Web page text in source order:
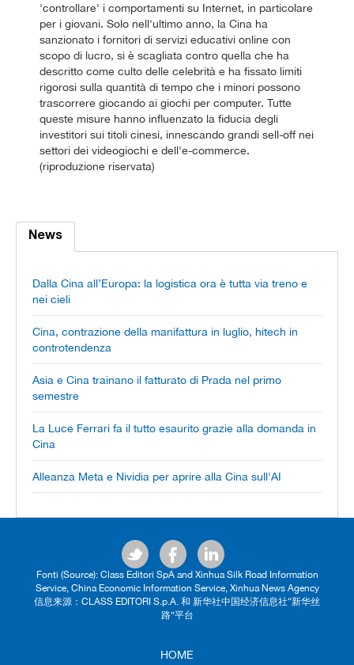
'controllare' i comportamenti su Internet, in particolare
per i giovani. Solo nell'ultimo anno, la Cina ha
sanzionato i fornitori di servizi educativi online con
scopo di lucro, si è scagliata contro quella che ha
descritto come culto delle celebrità e ha fissato limiti
rigorosi sulla quantità di tempo che i minori possono
trascorrere giocando ai giochi per computer. Tutte
queste misure hanno influenzato la fiducia degli
investitori sui titoli cinesi, innescando grandi sell-off nei
settori dei videogiochi e dell'e-commerce.
(riproduzione riservata)
News
Dalla Cina all’Europa: la logistica ora è tutta via treno e
nei cieli
Cina, contrazione della manifattura in luglio, hitech in
controtendenza
Asia e Cina trainano il fatturato di Prada nel primo
semestre
La Luce Ferrari fa il tutto esaurito grazie alla domanda in
Cina
Alleanza Meta e Nividia per aprire alla Cina sull'AI
Fonti (Source): Class Editori SpA and Xinhua Silk Road Information
Service, China Economic Information Service, Xinhua News Agency
信息来源：CLASS EDITORI S.p.A. 和 新华社中国经济信息社“新华丝
路”平台
HOME